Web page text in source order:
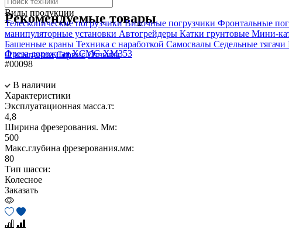
Виды продукции
Телескопические погрузчикиВилочные погрузчики Фронтальные
манипуляторные установки Автогрейдеры Катки грунтовые Мини-
Башенные краны Техника с наработкой Самосвалы Седельные тягачи
О компании Сервис Отзывы
Рекомендуемые товары
Фреза дорожная XCMG XM353
#00098
В наличии
Характеристики
Эксплуатационная масса.т:
4,8
Ширина фрезерования. Мм:
500
Макс.глубина фрезерования.мм:
80
Тип шасси:
Колесное
Заказать